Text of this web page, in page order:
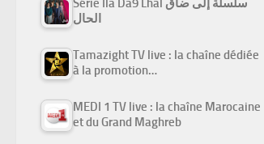
Série Ila Da9 Lhal سلسلة إلى ضاق
الحال
Tamazight TV live : la chaîne dédiée
à la promotion…
MEDI 1 TV live : la chaîne Marocaine
et du Grand Maghreb